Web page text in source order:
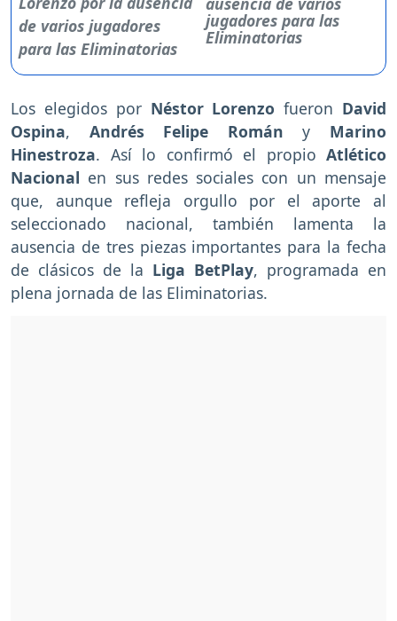
jugadores para las
Eliminatorias
Los elegidos por Néstor Lorenzo fueron David
Ospina, Andrés Felipe Román y Marino
Hinestroza. Así lo confirmó el propio Atlético
Nacional en sus redes sociales con un mensaje
que, aunque refleja orgullo por el aporte al
seleccionado nacional, también lamenta la
ausencia de tres piezas importantes para la fecha
de clásicos de la Liga BetPlay, programada en
plena jornada de las Eliminatorias.